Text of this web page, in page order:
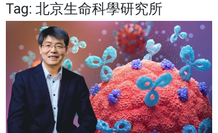
健康
商業
科技
影片
名家榜
灼見活動
Tag: 北京生命科學研究所